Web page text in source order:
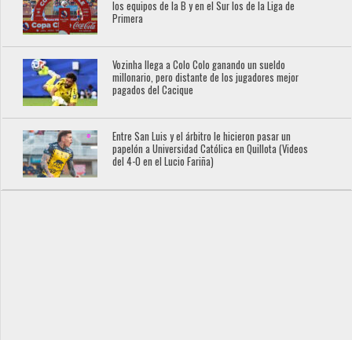
los equipos de la B y en el Sur los de la Liga de
Primera
Vozinha llega a Colo Colo ganando un sueldo
millonario, pero distante de los jugadores mejor
pagados del Cacique
Entre San Luis y el árbitro le hicieron pasar un
papelón a Universidad Católica en Quillota (Videos
del 4-0 en el Lucio Fariña)